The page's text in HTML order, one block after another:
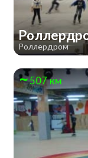
Роллердром
507 км